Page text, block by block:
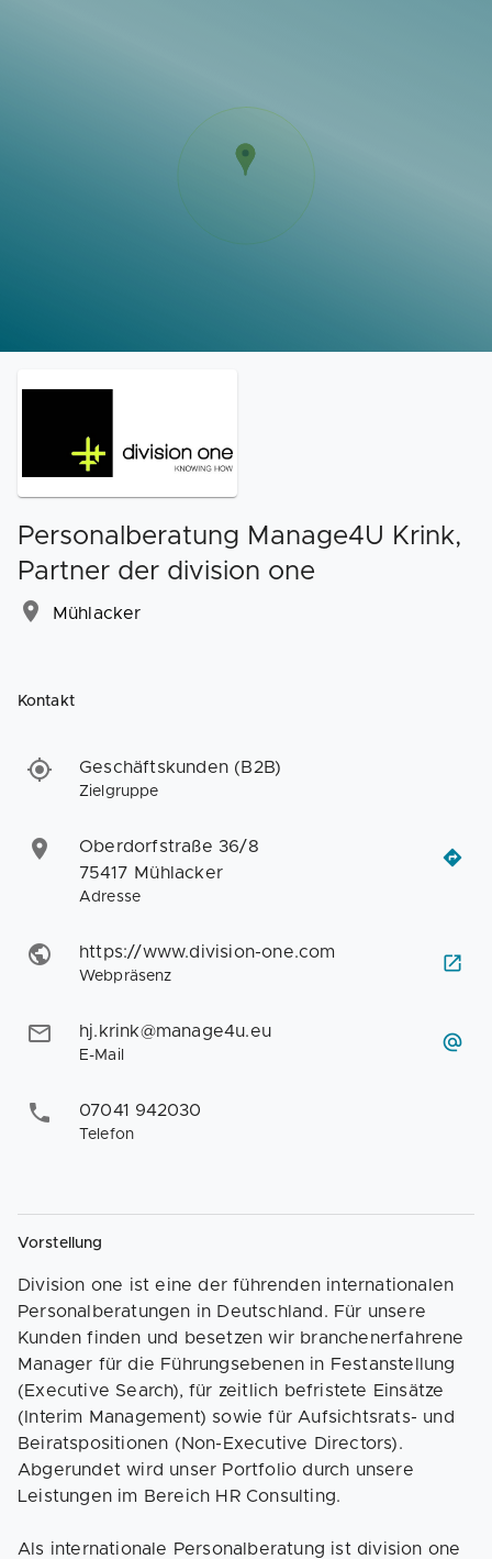
Webinare
Personalberatung Manage4U Krink,
Partner der division one
Mühlacker
Kontakt
Geschäftskunden (B2B)
Zielgruppe
Oberdorfstraße 36/8
75417 Mühlacker
Adresse
https://www.division-one.com
Webpräsenz
hj.krink@manage4u.eu
E-Mail
07041 942030
Telefon
Vorstellung
Division one ist eine der führenden internationalen
Personalberatungen in Deutschland. Für unsere
Kunden finden und besetzen wir branchenerfahrene
Manager für die Führungsebenen in Festanstellung
(Executive Search), für zeitlich befristete Einsätze
(Interim Management) sowie für Aufsichtsrats- und
Beiratspositionen (Non-Executive Directors).
Abgerundet wird unser Portfolio durch unsere
Leistungen im Bereich HR Consulting.
Als internationale Personalberatung ist division one